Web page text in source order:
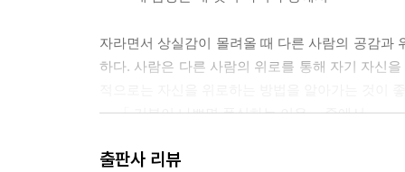
자라면서 상실감이 몰려올 때 다른 사람의 공감과
하다. 사람은 다른 사람의 위로를 통해 자기 자신
--- 「 기분이 나쁘면 폭식하는 이유」 중에서
누구나 부정적인 감정을 느끼는 것에 대해 걱정
출판사 리뷰